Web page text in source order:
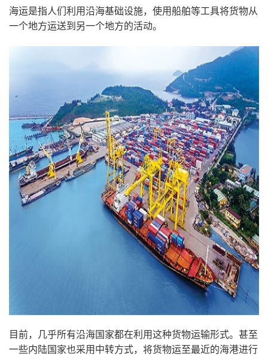
海运是指人们利用沿海基础设施，使用船舶等工具将货物从
一个地方运送到另一个地方的活动。
目前，几乎所有沿海国家都在利用这种货物运输形式。甚至
一些内陆国家也采用中转方式，将货物运至最近的海港进行